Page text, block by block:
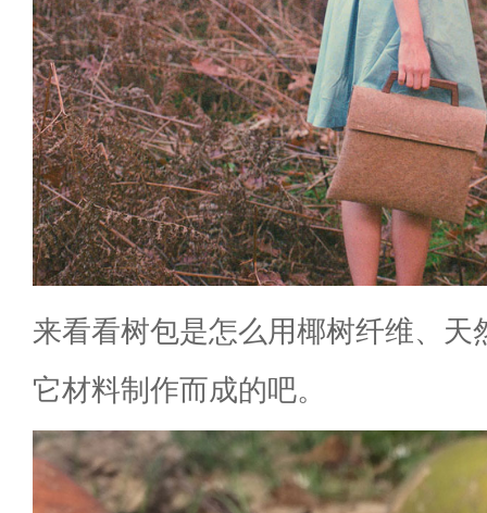
来看看树包是怎么用椰树纤维、天
它材料制作而成的吧。